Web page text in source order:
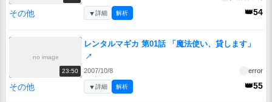
その他 👑54
▼詳細 解析
no image
23:50
レンタルマギカ 第01話 「魔法使い、貸します」
↗
2007/10/8 error
その他 👑55
▼詳細 解析